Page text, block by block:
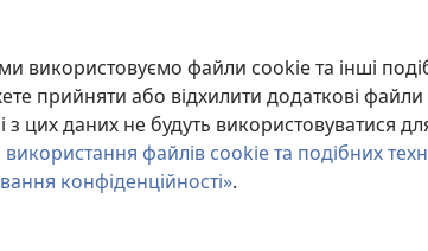
використовуємо файли cookie та інші
прийняти або відхилити додаткові
цих даних не будуть використовуватися
файлів cookie та подібних
конфіденційності».
УМОВИ ВИКОРИСТАННЯ